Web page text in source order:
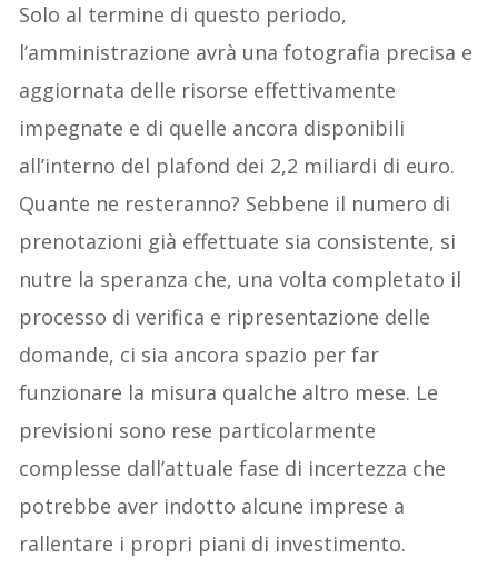
Solo al termine di questo periodo,
l’amministrazione avrà una fotografia precisa e
aggiornata delle risorse effettivamente
impegnate e di quelle ancora disponibili
all’interno del plafond dei 2,2 miliardi di euro.
Quante ne resteranno? Sebbene il numero di
prenotazioni già effettuate sia consistente, si
nutre la speranza che, una volta completato il
processo di verifica e ripresentazione delle
domande, ci sia ancora spazio per far
funzionare la misura qualche altro mese. Le
previsioni sono rese particolarmente
complesse dall’attuale fase di incertezza che
potrebbe aver indotto alcune imprese a
rallentare i propri piani di investimento.